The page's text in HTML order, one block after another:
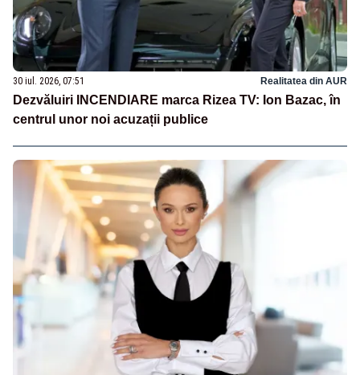
30 iul. 2026, 07:51 Realitatea din AUR
Dezvăluiri INCENDIARE marca Rizea TV: Ion Bazac, în
centrul unor noi acuzații publice